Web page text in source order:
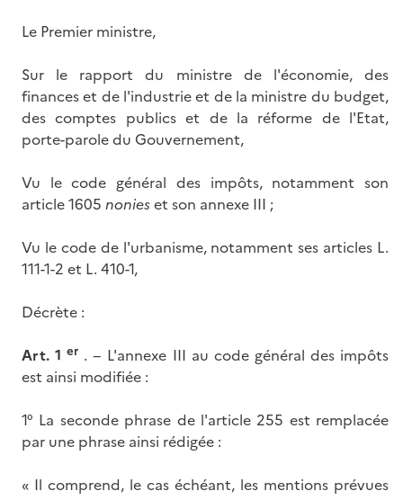
Le Premier ministre,
Sur le rapport du ministre de l'économie, des
finances et de l'industrie et de la ministre du budget,
des comptes publics et de la réforme de l'Etat,
porte-parole du Gouvernement,
Vu le code général des impôts, notamment son
article 1605 nonieset son annexe III ;
Vu le code de l'urbanisme, notamment ses articles L.
111-1-2 et L. 410-1,
Décrète :
Art. 1 er . − L'annexe III au code général des impôts
est ainsi modifiée :
1° La seconde phrase de l'article 255 est remplacée
par une phrase ainsi rédigée :
« Il comprend, le cas échéant, les mentions prévues